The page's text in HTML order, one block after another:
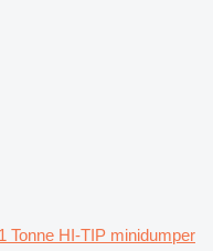
Tonne HI-TIP minidumper